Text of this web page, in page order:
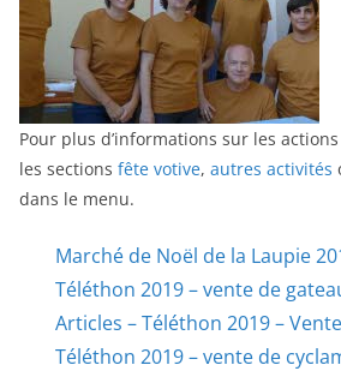
Pour plus d’informations sur les
les sections fête votive, autres activités
dans le menu.
Marché de Noël de la Laupie
Téléthon 2019 – vente de
Articles – Téléthon 2019 –
Téléthon 2019 – vente de